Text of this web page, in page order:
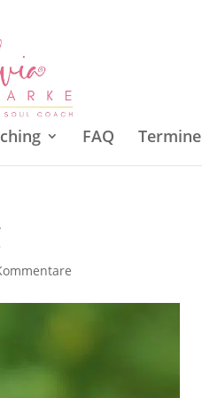
FAQ Termine